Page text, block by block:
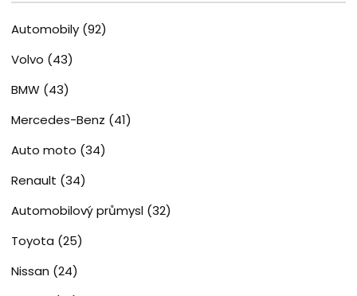
Automobily (92)
Volvo (43)
BMW (43)
Mercedes-Benz (41)
Auto moto (34)
Renault (34)
Automobilový průmysl (32)
Toyota (25)
Nissan (24)